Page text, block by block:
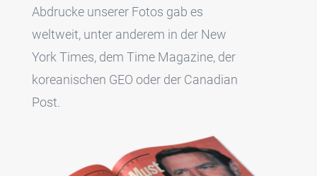
Abdrucke unserer Fotos gab es
weltweit, unter anderem in der New
York Times, dem Time Magazine, der
koreanischen GEO oder der Canadian
Post.